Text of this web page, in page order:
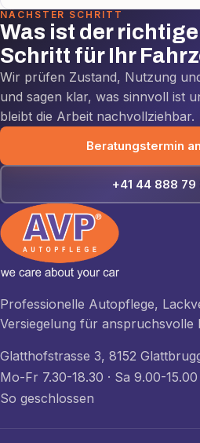
NÄCHSTER SCHRITT
Was ist der
Schritt für Ihr
Wir prüfen Zustand, Nutzung
und sagen klar, was sinnvoll ist
bleibt die Arbeit nachvollziehbar.
Beratungstermin
+41 44 888 79
Professionelle Autopflege,
Versiegelung für anspruchsvolle
Glatthofstrasse 3, 8152
Mo-Fr 7.30-18.30 · Sa 9.00-15.00
So geschlossen